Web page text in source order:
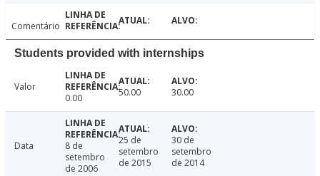
Comentário
Students provided with internships
Valor
0.00
50.00 30.00
Data
8 de
setembro
de 2006
25 de
setembro
de 2015
30 de
setembro
de 2014